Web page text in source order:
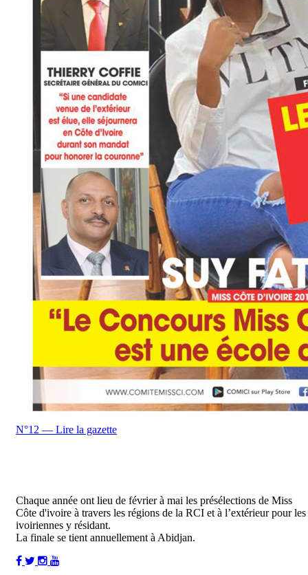
N°12 — Lire la gazette
Chaque année ont lieu de février à mai les présélections de Miss
Côte d'ivoire à travers les régions de la RCI et à l’extérieur pour les
ivoiriennes y résidant.
La finale se tient annuellement à Abidjan.